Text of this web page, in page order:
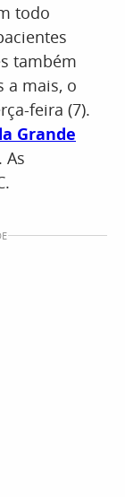
todo
também
a mais, o
feira (7).
Grande
. As